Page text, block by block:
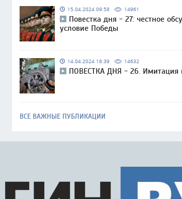
15.04.2024 09:58 14961
Повестка дня - 27: честное
условие Победы
14.04.2024 18:39 14632
ПОВЕСТКА ДНЯ - 26. Имитация
ВСЕ ВАЖНЫЕ ПУБЛИКАЦИИ